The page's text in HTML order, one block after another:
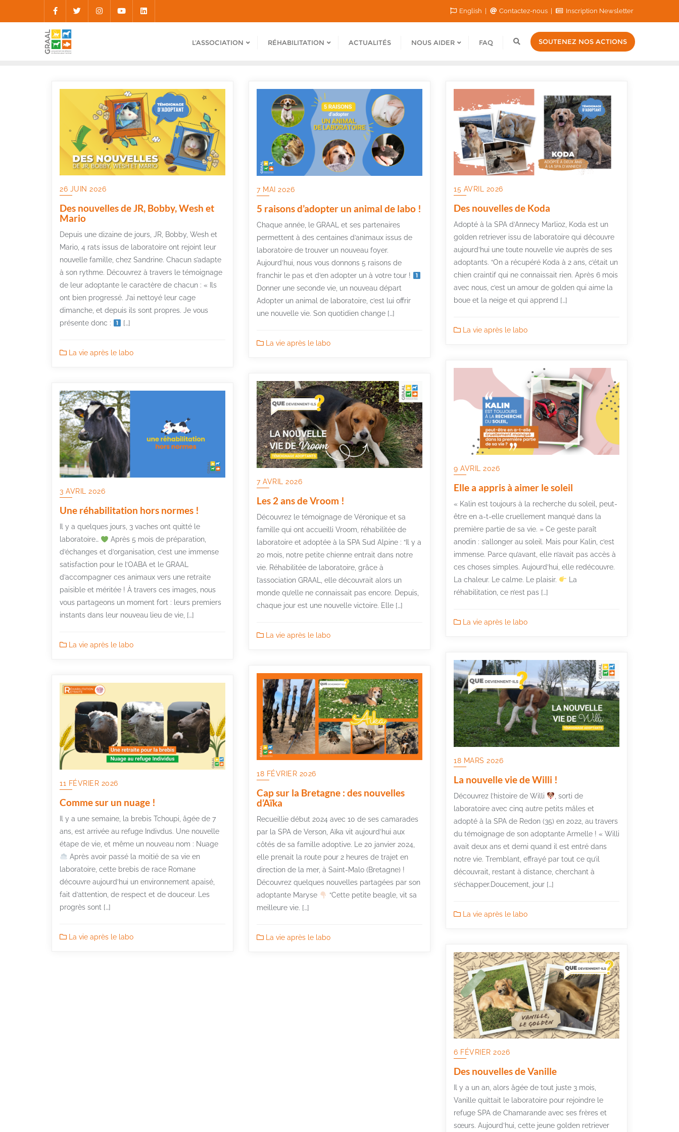
English Contactez-nous Inscription Newsletter
L’ASSOCIATION RÉHABILITATION ACTUALITÉS NOUS AIDER FAQ SOUTENEZ NOS ACTIONS
26 JUIN 2026
Des nouvelles de JR, Bobby, Wesh et
Mario
Depuis une dizaine de jours, JR, Bobby, Wesh et
Mario, 4 rats issus de laboratoire ont rejoint leur
nouvelle famille, chez Sandrine. Chacun s’adapte
à son rythme. Découvrez à travers le témoignage
de leur adoptante le caractère de chacun : « Ils
ont bien progressé. J’ai nettoyé leur cage
dimanche, et depuis ils sont propres. Je vous
présente donc :
[…]
La vie après le labo
7 MAI 2026
5 raisons d’adopter un animal de labo !
Chaque année, le GRAAL et ses partenaires
permettent à des centaines d’animaux issus de
laboratoire de trouver un nouveau foyer.
Aujourd’hui, nous vous donnons 5 raisons de
franchir le pas et d’en adopter un à votre tour !
Donner une seconde vie, un nouveau départ
Adopter un animal de laboratoire, c’est lui offrir
une nouvelle vie. Son quotidien change […]
La vie après le labo
15 AVRIL 2026
Des nouvelles de Koda
Adopté à la SPA d’Annecy Marlioz, Koda est un
golden retriever issu de laboratoire qui découvre
aujourd’hui une toute nouvelle vie auprès de ses
adoptants. “On a récupéré Koda à 2 ans, c’était un
chien craintif qui ne connaissait rien. Après 6 mois
avec nous, c’est un amour de golden qui aime la
boue et la neige et qui apprend […]
La vie après le labo
9 AVRIL 2026
Elle a appris à aimer le soleil
« Kalin est toujours à la recherche du soleil, peut-
être en a-t-elle cruellement manqué dans la
première partie de sa vie. » Ce geste paraît
anodin : s’allonger au soleil. Mais pour Kalin, c’est
immense. Parce qu’avant, elle n’avait pas accès à
ces choses simples. Aujourd’hui, elle redécouvre.
La chaleur. Le calme. Le plaisir.
La
réhabilitation, ce n’est pas […]
La vie après le labo
7 AVRIL 2026
Les 2 ans de Vroom !
Découvrez le témoignage de Véronique et sa
famille qui ont accueilli Vroom, réhabilitée de
laboratoire et adoptée à la SPA Sud Alpine : “Il y a
20 mois, notre petite chienne entrait dans notre
vie. Réhabilitée de laboratoire, grâce à
l’association GRAAL, elle découvrait alors un
monde qu’elle ne connaissait pas encore. Depuis,
chaque jour est une nouvelle victoire. Elle […]
La vie après le labo
3 AVRIL 2026
Une réhabilitation hors normes !
Il y a quelques jours, 3 vaches ont quitté le
laboratoire…
Après 5 mois de préparation,
d’échanges et d’organisation, c’est une immense
satisfaction pour le l’OABA et le GRAAL
d’accompagner ces animaux vers une retraite
paisible et méritée ! À travers ces images, nous
vous partageons un moment fort : leurs premiers
instants dans leur nouveau lieu de vie, […]
La vie après le labo
18 MARS 2026
La nouvelle vie de Willi !
Découvrez l’histoire de Willi
, sorti de
laboratoire avec cinq autre petits mâles et
adopté à la SPA de Redon (35) en 2022, au travers
du témoignage de son adoptante Armelle ! « Willi
avait deux ans et demi quand il est entré dans
notre vie. Tremblant, effrayé par tout ce qu’il
découvrait, restant à distance, cherchant à
s’échapper.Doucement, jour […]
La vie après le labo
18 FÉVRIER 2026
Cap sur la Bretagne : des nouvelles
d’Aïka
Recueillie début 2024 avec 10 de ses camarades
par la SPA de Verson, Aïka vit aujourd’hui aux
côtés de sa famille adoptive. Le 20 janvier 2024,
elle prenait la route pour 2 heures de trajet en
direction de la mer, à Saint-Malo (Bretagne) !
Découvrez quelques nouvelles partagées par son
adoptante Maryse
“Cette petite beagle, vit sa
meilleure vie. […]
La vie après le labo
11 FÉVRIER 2026
Comme sur un nuage !
Il y a une semaine, la brebis Tchoupi, âgée de 7
ans, est arrivée au refuge Indivdus. Une nouvelle
étape de vie, et même un nouveau nom : Nuage
Après avoir passé la moitié de sa vie en
laboratoire, cette brebis de race Romane
découvre aujourd’hui un environnement apaisé,
fait d’attention, de respect et de douceur. Les
progrès sont […]
La vie après le labo
6 FÉVRIER 2026
Des nouvelles de Vanille
Il y a un an, alors âgée de tout juste 3 mois,
Vanille quittait le laboratoire pour rejoindre le
refuge SPA de Chamarande avec ses frères et
sœurs. Aujourd’hui, cette jeune golden retriever